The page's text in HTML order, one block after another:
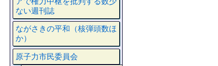
ない週刊誌
ながさきの平和（核弾頭数ほ
か）
原子力市民委員会